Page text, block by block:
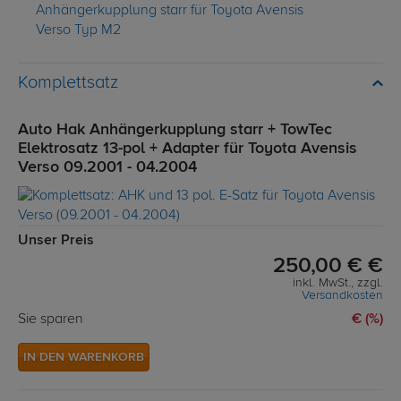
Anhängerkupplung starr für Toyota Avensis
Verso Typ M2
Komplettsatz
Auto Hak Anhängerkupplung starr + TowTec
Elektrosatz 13-pol + Adapter für Toyota Avensis
Verso 09.2001 - 04.2004
Unser Preis
250,00 € €
inkl. MwSt., zzgl.
Versandkosten
Sie sparen € (%)
IN DEN WARENKORB